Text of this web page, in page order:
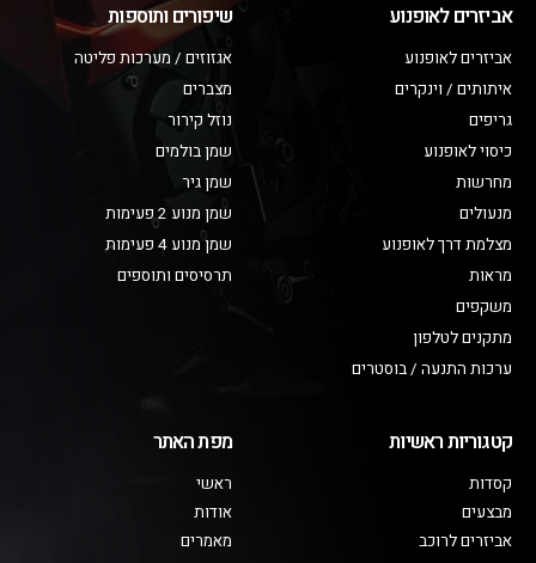
אביזרים לאופנוע
אביזרים לאופנוע
איתותים / וינקרים
גריפים
כיסוי לאופנוע
מחרשות
מנעולים
מצלמת דרך לאופנוע
מראות
משקפים
מתקנים לטלפון
ערכות התנעה / בוסטרים
שיפורים ותוספות
אגזוזים / מערכות פליטה
מצברים
נוזל קירור
שמן בולמים
שמן גיר
שמן מנוע 2 פעימות
שמן מנוע 4 פעימות
תרסיסים ותוספים
קטגוריות ראשיות
קסדות
מבצעים
אביזרים לרוכב
מפת האתר
ראשי
אודות
מאמרים